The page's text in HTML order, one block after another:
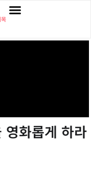
영화롭게 하라